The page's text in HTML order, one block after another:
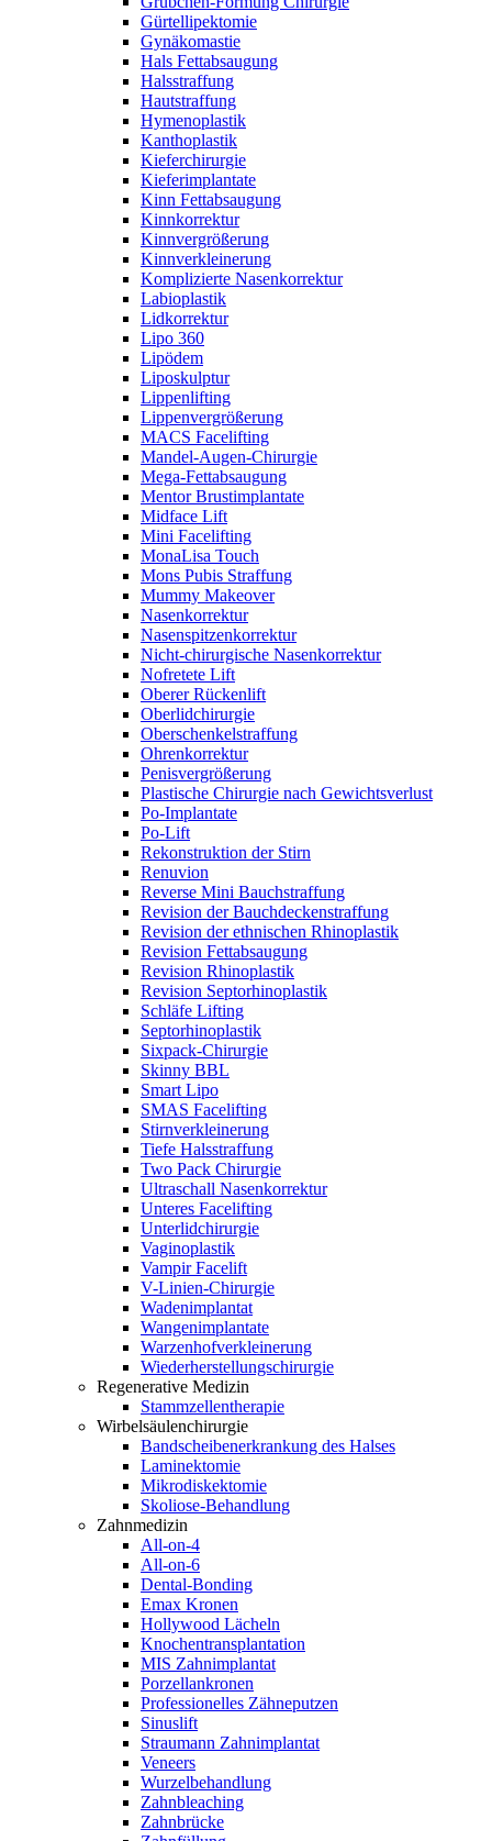
Gürtellipektomie
Gynäkomastie
Hals Fettabsaugung
Halsstraffung
Hautstraffung
Hymenoplastik
Kanthoplastik
Kieferchirurgie
Kieferimplantate
Kinn Fettabsaugung
Kinnkorrektur
Kinnvergrößerung
Kinnverkleinerung
Komplizierte Nasenkorrektur
Labioplastik
Lidkorrektur
Lipo 360
Lipödem
Liposkulptur
Lippenlifting
Lippenvergrößerung
MACS Facelifting
Mandel-Augen-Chirurgie
Mega-Fettabsaugung
Mentor Brustimplantate
Midface Lift
Mini Facelifting
MonaLisa Touch
Mons Pubis Straffung
Mummy Makeover
Nasenkorrektur
Nasenspitzenkorrektur
Nicht-chirurgische Nasenkorrektur
Nofretete Lift
Oberer Rückenlift
Oberlidchirurgie
Oberschenkelstraffung
Ohrenkorrektur
Penisvergrößerung
Plastische Chirurgie nach Gewichtsverlust
Po-Implantate
Po-Lift
Rekonstruktion der Stirn
Renuvion
Reverse Mini Bauchstraffung
Revision der Bauchdeckenstraffung
Revision der ethnischen Rhinoplastik
Revision Fettabsaugung
Revision Rhinoplastik
Revision Septorhinoplastik
Schläfe Lifting
Septorhinoplastik
Sixpack-Chirurgie
Skinny BBL
Smart Lipo
SMAS Facelifting
Stirnverkleinerung
Tiefe Halsstraffung
Two Pack Chirurgie
Ultraschall Nasenkorrektur
Unteres Facelifting
Unterlidchirurgie
Vaginoplastik
Vampir Facelift
V-Linien-Chirurgie
Wadenimplantat
Wangenimplantate
Warzenhofverkleinerung
Wiederherstellungschirurgie
Regenerative Medizin
Stammzellentherapie
Wirbelsäulenchirurgie
Bandscheibenerkrankung des Halses
Laminektomie
Mikrodiskektomie
Skoliose-Behandlung
Zahnmedizin
All-on-4
All-on-6
Dental-Bonding
Emax Kronen
Hollywood Lächeln
Knochentransplantation
MIS Zahnimplantat
Porzellankronen
Professionelles Zähneputzen
Sinuslift
Straumann Zahnimplantat
Veneers
Wurzelbehandlung
Zahnbleaching
Zahnbrücke